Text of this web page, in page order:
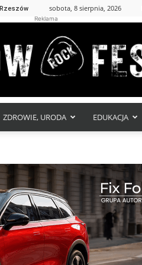
Rzeszów sobota, 8 sierpnia, 2026
Reklama
ZDROWIE, URODA EDUKACJA